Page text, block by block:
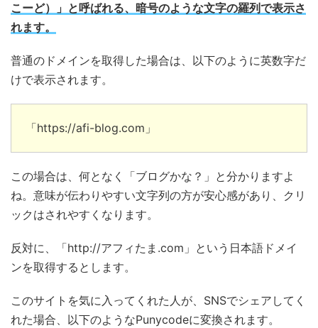
こーど）」と呼ばれる、暗号のような文字の羅列で表示さ
れます。
普通のドメインを取得した場合は、以下のように英数字だ
けで表示されます。
「https://afi-blog.com」
この場合は、何となく「ブログかな？」と分かりますよ
ね。意味が伝わりやすい文字列の方が安心感があり、クリ
ックはされやすくなります。
反対に、「http://アフィたま.com」という日本語ドメイ
ンを取得するとします。
このサイトを気に入ってくれた人が、SNSでシェアしてく
れた場合、以下のようなPunycodeに変換されます。